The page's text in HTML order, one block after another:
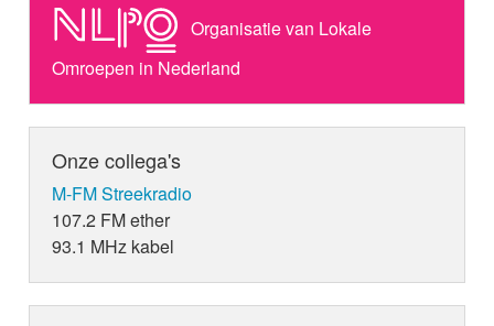
Organisatie van Lokale
Omroepen in Nederland
Onze collega's
M-FM Streekradio
107.2 FM ether
93.1 MHz kabel